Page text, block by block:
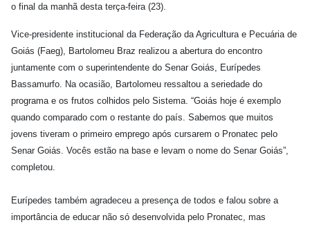
o final da manhã desta terça-feira (23).
Vice-presidente institucional da Federação da Agricultura e Pecuária de
Goiás (Faeg), Bartolomeu Braz realizou a abertura do encontro
juntamente com o superintendente do Senar Goiás, Eurípedes
Bassamurfo. Na ocasião, Bartolomeu ressaltou a seriedade do
programa e os frutos colhidos pelo Sistema. “Goiás hoje é exemplo
quando comparado com o restante do país. Sabemos que muitos
jovens tiveram o primeiro emprego após cursarem o Pronatec pelo
Senar Goiás. Vocês estão na base e levam o nome do Senar Goiás”,
completou.
Eurípedes também agradeceu a presença de todos e falou sobre a
importância de educar não só desenvolvida pelo Pronatec, mas